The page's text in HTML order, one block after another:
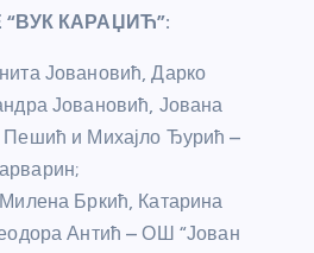
КАРАЏИЋ”:
Јовановић, Дарко
Јовановић, Јована
Пешић и Михајло Ђурић –
Бркић, Катарина
Антић – ОШ “Јован